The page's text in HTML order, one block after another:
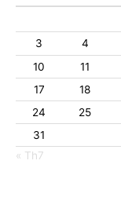
3
4
10
11
17
18
24
25
31
« Th7